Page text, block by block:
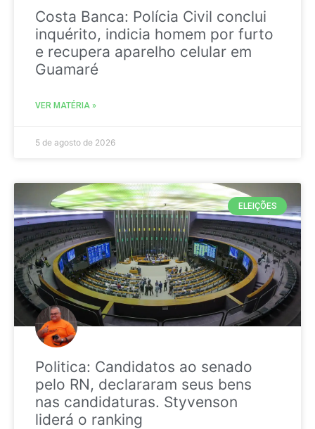
Costa Banca: Polícia Civil conclui
inquérito, indicia homem por furto
e recupera aparelho celular em
Guamaré
VER MATÉRIA »
5 de agosto de 2026
ELEIÇÕES
Politica: Candidatos ao senado
pelo RN, declararam seus bens
nas candidaturas. Styvenson
liderá o ranking